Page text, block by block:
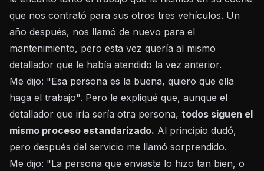
que nos contrató para sus otros tres vehículos. Un
año después, nos llamó de nuevo para el
mantenimiento, pero esta vez quería al mismo
detallador que le había atendido la vez anterior.
Me dijo: "Esa persona es la buena, quiero que ella
haga el trabajo". Pero le expliqué que, aunque el
detallador que iría sería otra persona, todos siguen el
mismo proceso estandarizado. Al principio dudó,
pero después del servicio me llamó sorprendido.
Me dijo: "La persona que enviaste lo hizo tan bien, o